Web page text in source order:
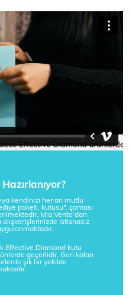
kendinizi her an mutlu
paketi, kutusu*, çantası
Mia Vento’dan
alışverişlerinizde istisnasız
Effective Diamond kutu
geçerlidir. Geri kalan
şık bir şekilde